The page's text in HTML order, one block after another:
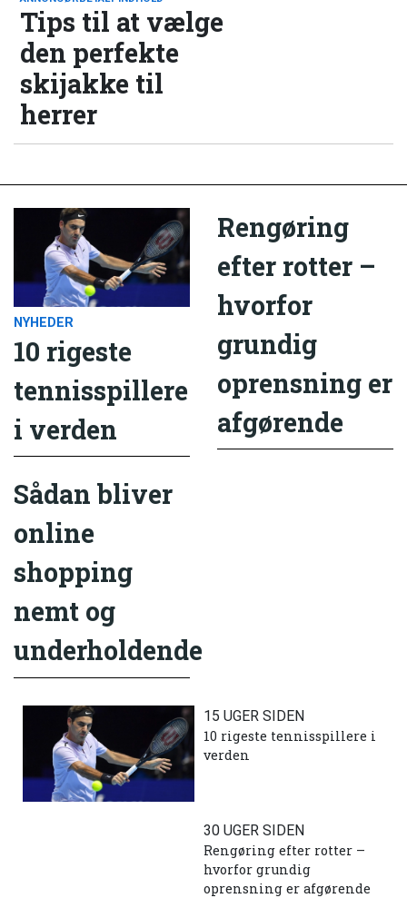
Tips til at vælge
den perfekte
skijakke til
herrer
NYHEDER
10 rigeste
tennisspillere
i verden
Rengøring
efter rotter –
hvorfor
grundig
oprensning er
afgørende
Sådan bliver
online
shopping
nemt og
underholdende
15 UGER SIDEN
10 rigeste tennisspillere i
verden
30 UGER SIDEN
Rengøring efter rotter –
hvorfor grundig
oprensning er afgørende